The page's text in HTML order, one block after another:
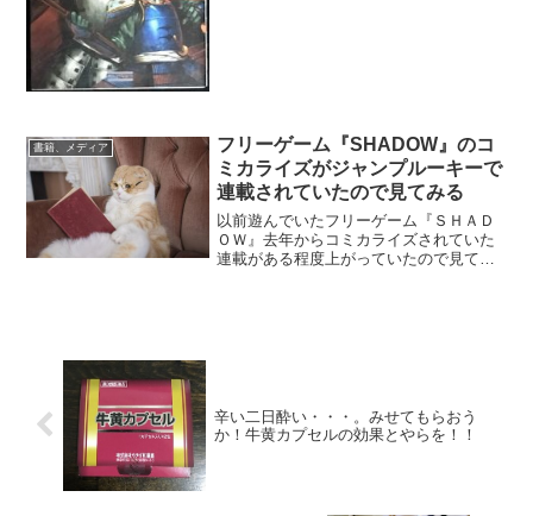
書籍、メディア
フリーゲーム『SHADOW』のコ
ミカライズがジャンプルーキーで
連載されていたので見てみる
以前遊んでいたフリーゲーム『ＳＨＡＤ
ＯＷ』去年からコミカライズされていた
連載がある程度上がっていたので見てみ
辛い二日酔い・・・。みせてもらおう
か！牛黄カプセルの効果とやらを！！